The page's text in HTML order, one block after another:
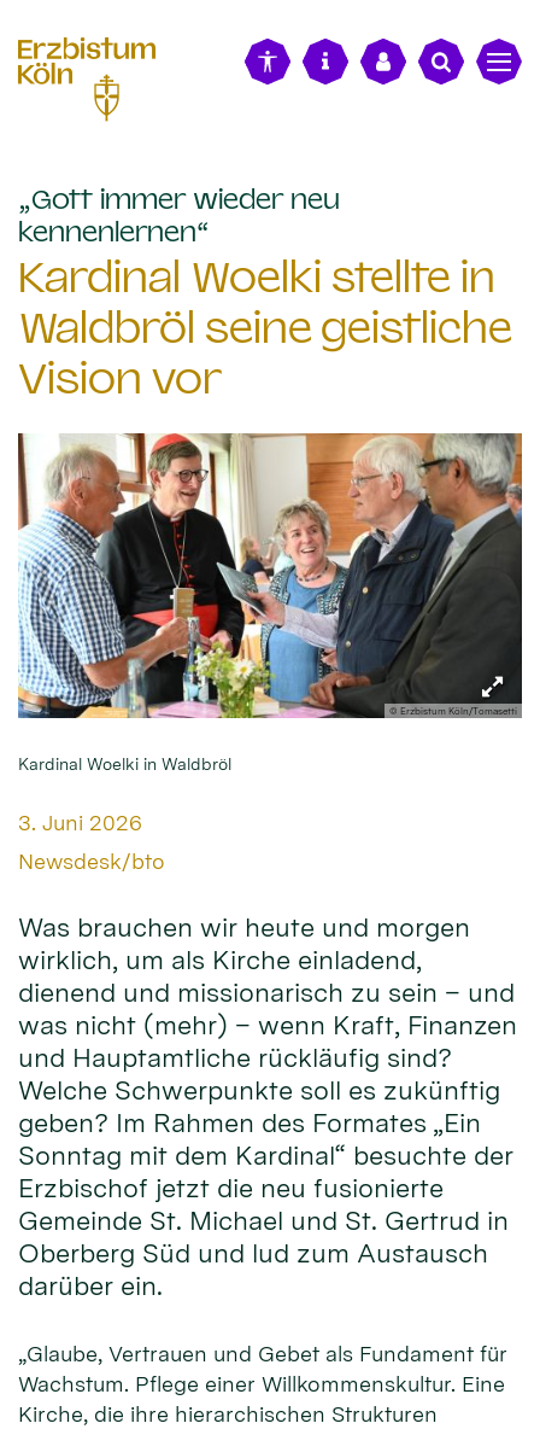
„Gott immer wieder neu
kennenlernen“
Kardinal Woelki stellte in
Waldbröl seine geistliche
Vision vor
© Erzbistum Köln/Tomasetti
Kardinal Woelki in Waldbröl
Datum:
3. Juni 2026
Von:
Newsdesk/bto
Was brauchen wir heute und morgen
wirklich, um als Kirche einladend,
dienend und missionarisch zu sein – und
was nicht (mehr) – wenn Kraft, Finanzen
und Hauptamtliche rückläufig sind?
Welche Schwerpunkte soll es zukünftig
geben? Im Rahmen des Formates „Ein
Sonntag mit dem Kardinal“ besuchte der
Erzbischof jetzt die neu fusionierte
Gemeinde St. Michael und St. Gertrud in
Oberberg Süd und lud zum Austausch
darüber ein.
„Glaube, Vertrauen und Gebet als Fundament für
Wachstum. Pflege einer Willkommenskultur. Eine
Kirche, die ihre hierarchischen Strukturen